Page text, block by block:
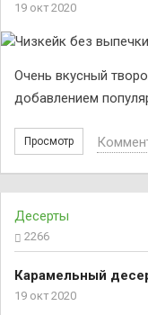
19 окт 2020
Очень вкусный
добавлением
Просмотр
Десерты
2266
Карамельный
19 окт 2020